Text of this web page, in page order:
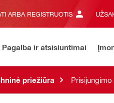
ARBA REGISTRUOTIS
Pagalba ir atsisiuntimai
priežiūra